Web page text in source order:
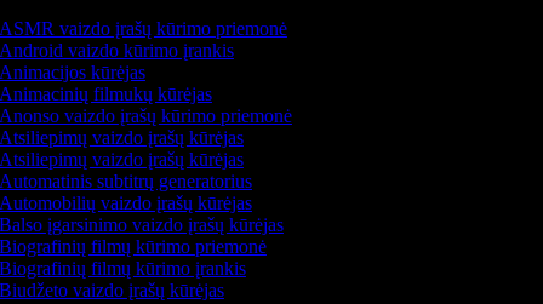
vaizdo įrašų kūrimo priemonė
vaizdo kūrimo įrankis
kūrėjas
filmukų kūrėjas
vaizdo įrašų kūrimo priemonė
vaizdo įrašų kūrėjas
vaizdo įrašų kūrėjas
subtitrų generatorius
vaizdo įrašų kūrėjas
įgarsinimo vaizdo įrašų kūrėjas
filmų kūrimo priemonė
filmų kūrimo įrankis
vaizdo įrašų kūrėjas